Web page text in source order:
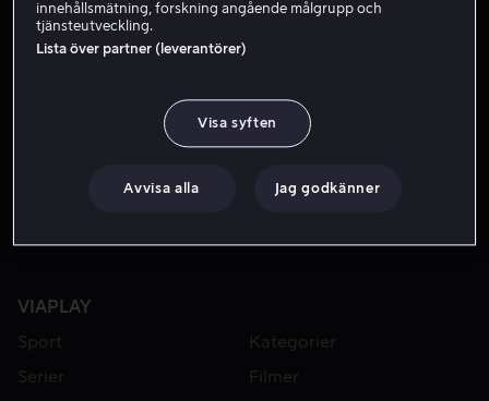
VIAPLAY
Sport
Kategorier
Serier
Filmer
innehållsmätning, forskning angående målgrupp och
tjänsteutveckling.
Lista över partner (leverantörer)
Visa syften
Avvisa alla Jag godkänner